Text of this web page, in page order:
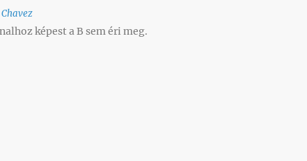
Chavez
képest a B sem éri meg.